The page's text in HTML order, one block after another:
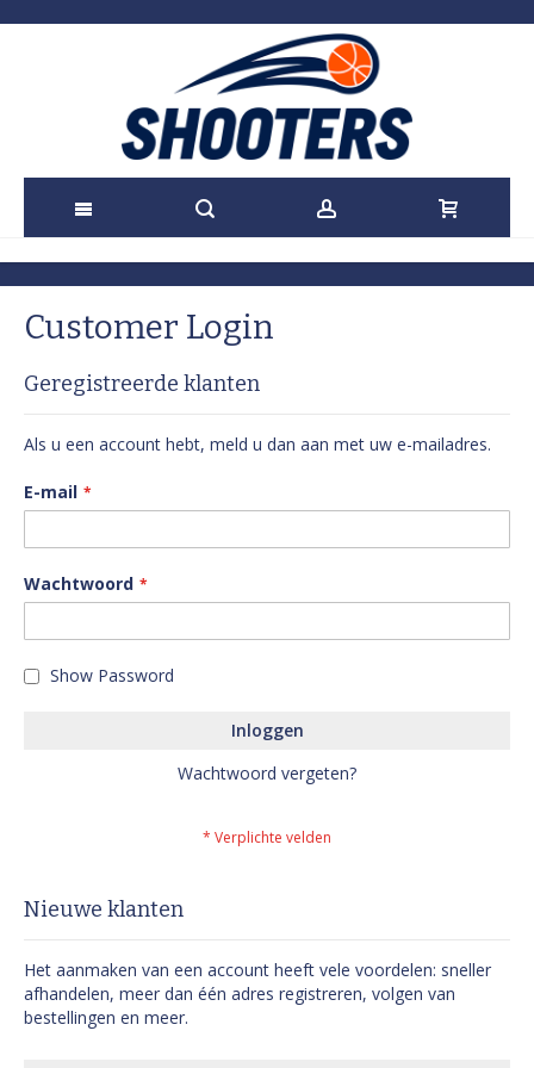
Ga
de
inhoud
Customer Login
Geregistreerde klanten
Als u een account hebt, meld u dan aan met uw e-mailadres.
E-mail
Wachtwoord
Show Password
Inloggen
Wachtwoord vergeten?
Nieuwe klanten
Het aanmaken van een account heeft vele voordelen: sneller
afhandelen, meer dan één adres registreren, volgen van
bestellingen en meer.